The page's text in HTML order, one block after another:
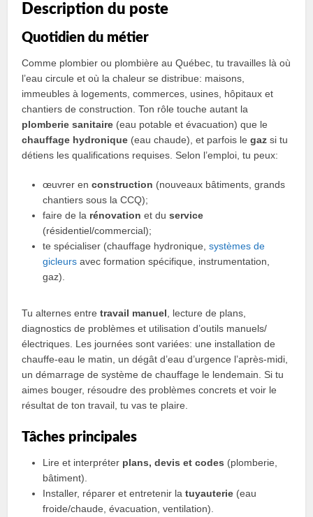
Description du poste
Quotidien du métier
Comme plombier ou plombière au Québec, tu travailles là où
l’eau circule et où la chaleur se distribue: maisons,
immeubles à logements, commerces, usines, hôpitaux et
chantiers de construction. Ton rôle touche autant la
plomberie sanitaire (eau potable et évacuation) que le
chauffage hydronique (eau chaude), et parfois legaz si tu
détiens les qualifications requises. Selon l’emploi, tu peux:
œuvrer enconstruction (nouveaux bâtiments, grands
chantiers sous la CCQ);
faire de la rénovation et duservice
(résidentiel/commercial);
te spécialiser (chauffage hydronique,systèmes de
gicleurs avec formation spécifique, instrumentation,
gaz).
Tu alternes entretravail manuel , lecture de plans,
diagnostics de problèmes et utilisation d’outils manuels/
électriques. Les journées sont variées: une installation de
chauffe-eau le matin, un dégât d’eau d’urgence l’après-midi,
un démarrage de système de chauffage le lendemain. Si tu
aimes bouger, résoudre des problèmes concrets et voir le
résultat de ton travail, tu vas te plaire.
Tâches principales
Lire et interpréter plans, devis et codes (plomberie,
bâtiment).
Installer, réparer et entretenir latuyauterie (eau
froide/chaude, évacuation, ventilation).